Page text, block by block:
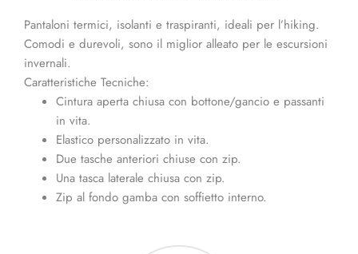
Pantaloni termici, isolanti e traspiranti, ideali per l’hiking.
Comodi e durevoli, sono il miglior alleato per le escursioni
invernali.
Caratteristiche Tecniche:
Cintura aperta chiusa con bottone/gancio e passanti
in vita.
Elastico personalizzato in vita.
Due tasche anteriori chiuse con zip.
Una tasca laterale chiusa con zip.
Zip al fondo gamba con soffietto interno.